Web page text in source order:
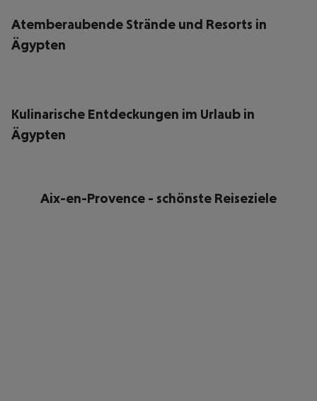
Atemberaubende Strände und Resorts in
Ägypten
Kulinarische Entdeckungen im Urlaub in
Ägypten
Aix-en-Provence - schönste Reiseziele